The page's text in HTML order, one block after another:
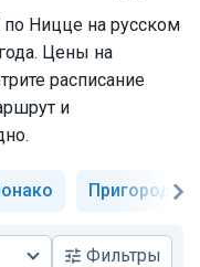
по Ницце на русском
Цены на
расписание
и
Пригороды
Фильтры